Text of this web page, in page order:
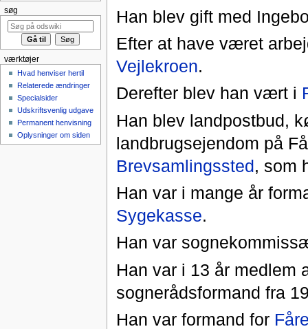
Han blev gift med
Efter at have været
Vejlekroen.
Derefter blev han vært i
Han blev landpostbud,
landbrugsejendom på
Brevsamlingssted, som
Han var i mange år
Sygekasse.
Han var
Han var i 13 år medlem
sognerådsformand fra
Han var formand for
søg
værktøjer
Hvad henviser hertil
Relaterede ændringer
Specialsider
Udskriftsvenlig udgave
Permanent henvisning
Oplysninger om siden